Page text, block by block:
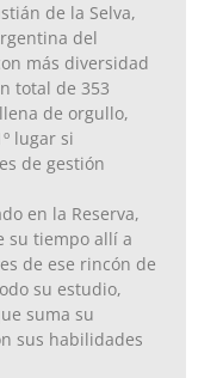
de la Selva,
del
más diversidad
total de 353
de orgullo,
lugar si
de gestión
en la Reserva,
su tiempo allí a
de ese rincón de
su estudio,
suma su
sus habilidades